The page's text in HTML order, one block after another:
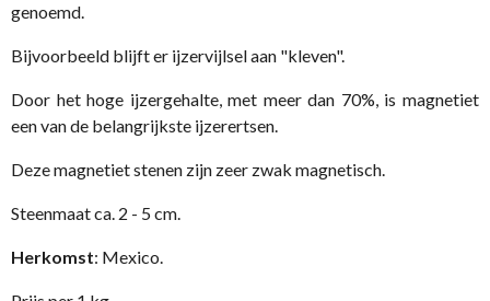
genoemd.
Bijvoorbeeld blijft er ijzervijlsel aan "kleven".
Door het hoge ijzergehalte, met meer dan 70%, is magnetiet
een van de belangrijkste ijzerertsen.
Deze magnetiet stenen zijn zeer zwak magnetisch.
Steenmaat ca. 2 - 5 cm.
Herkomst: Mexico.